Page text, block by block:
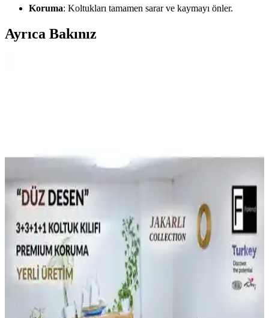
Koruma: Koltukları tamamen sarar ve kaymayı önler.
Ayrıca Bakınız
ve Satın Alma Uyarıları
Birleşik Krallık'ta Teddy kanepe modellerinde yumuşak yastıklar ve
stok kaynaklı sünger sorunları konforu etkiliyor. İade süreçleri ve
alternatif seçenekler hakkında önemli bilgiler sunuluyor.
Stüdyo Dairelerde Mobilya Düzeni ve Kanepe Yatak
Kullanımının Fonksiyonel Yaklaşımları
Stüdyo dairelerde mobilya yerleşimi, uyku ve yaşam alanlarını net
ayırarak konfor sağlar. Kanepe yataklar kısa vadede
kullanılabilirken, gerçek yataklar uzun ömürlüdür. Murphy yataklar
ve çok işlevli mobilyalar alan tasarrufu sunar.